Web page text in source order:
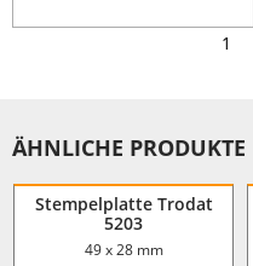
1
ÄHNLICHE PRODUKTE
Stempelplatte Trodat
5203
49 x 28 mm